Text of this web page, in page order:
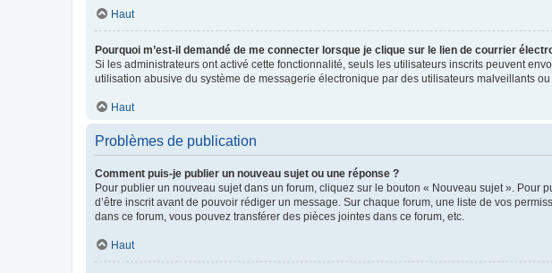
Haut
Pourquoi m’est-il demandé de me connecter lorsque je clique sur le lien de courrier
Si les administrateurs ont activé cette fonctionnalité, seuls les utilisateurs inscrits peuvent
utilisation abusive du système de messagerie électronique par des utilisateurs malveillants ou
Haut
Problèmes de publication
Comment puis-je publier un nouveau sujet ou une réponse ?
Pour publier un nouveau sujet dans un forum, cliquez sur le bouton « Nouveau sujet ».
d’être inscrit avant de pouvoir rédiger un message. Sur chaque forum, une liste de vos
dans ce forum, vous pouvez transférer des pièces jointes dans ce forum, etc.
Haut